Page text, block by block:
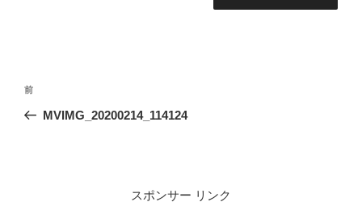
投
ナ
前
の
前
MVIMG_20200214_114124
スポンサー リンク